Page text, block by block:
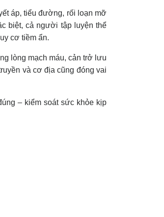
áp, tiểu đường, rối loạn mỡ
biệt, cả người tập luyện thể
cơ tiềm ẩn.
lòng mạch máu, cản trở lưu
và cơ địa cũng đóng vai
– kiểm soát sức khỏe kịp